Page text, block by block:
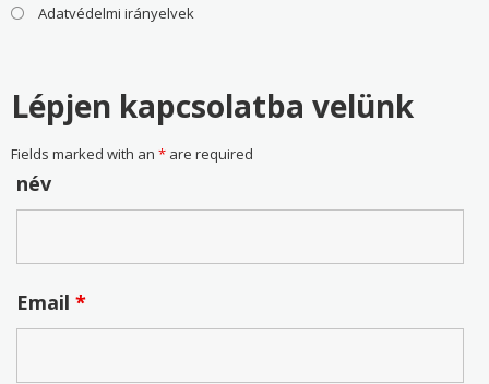
Adatvédelmi irányelvek
Lépjen kapcsolatba velünk
Fields marked with an *are required
név
Email *